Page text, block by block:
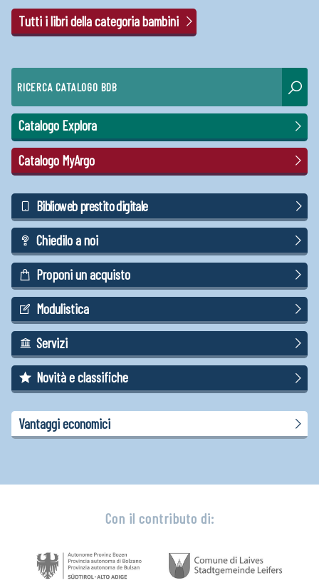
Tutti i libri della categoria bambini
RICERCA CATALOGO BDB
Catalogo Explora
Catalogo MyArgo
Biblioweb prestito digitale
Chiedilo a noi
Proponi un acquisto
Modulistica
Servizi
Novità e classifiche
Vantaggi economici
Con il contributo di: